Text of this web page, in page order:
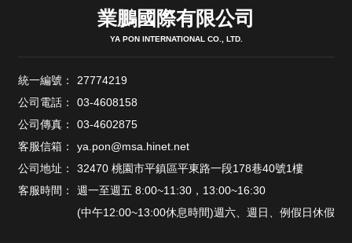
業鵬國際有限公司
YA PON INTERNATIONAL CO., LTD.
統一編號：
27774219
公司電話：
03-4608158
公司傳真：
03-4602875
客服信箱：
ya.pon@msa.hinet.net
公司地址：
32470 桃園市平鎮區平東路一段178巷40號1樓
客服時間：
週一至週五 8:00~11:30，13:00~16:30
(中午12:00~13:00休息時間)週六、週日、例假日休假